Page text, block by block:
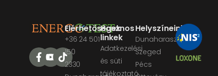
Elérhetőségek
+36 24 501
150
2330
Hasznos
linkek
Adatkezelési
és süti
tájékoztató
Helyszíneink
Dunaharaszti
Szeged
Pécs